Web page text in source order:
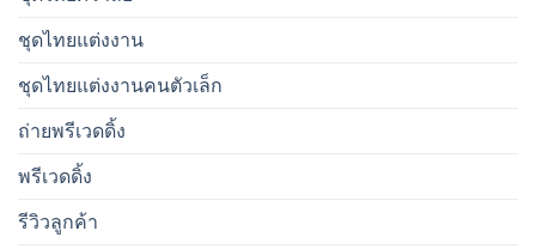
ชุดไทยแต่งงาน
ชุดไทยแต่งงานคนตัวเล็ก
ถ่ายพรีเวดดิ้ง
พรีเวดดิ้ง
รีวิวลูกค้า